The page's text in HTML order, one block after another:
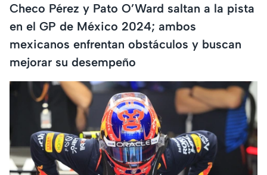
Checo Pérez y Pato O’Ward saltan a la pista
en el GP de México 2024; ambos
mexicanos enfrentan obstáculos y buscan
mejorar su desempeño